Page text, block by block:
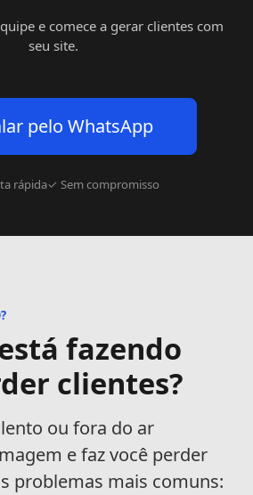
e comece a gerar clientes com
seu site.
pelo WhatsApp
rápida✓ Sem compromisso
fazendo
clientes?
ou fora do ar
e faz você perder
problemas mais comuns: